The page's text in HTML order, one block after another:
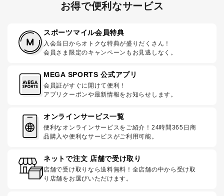
お得で便利なサービス
スポーツマイル会員特典
入会当日からオトクな特典が盛りだくさん！
会員さま限定のキャンペーンもお見逃しなく。
MEGA SPORTS 公式アプリ
会員証がすぐに開けて便利！
アプリクーポンや最新情報をお知らせします。
オンラインサービス一覧
便利なオンラインサービスをご紹介！24時間365日商
品購入や便利なサービスがご利用可能。
ネットで注文 店舗で受け取り
店舗で受け取りなら送料無料！全店舗の中から受け取
り店舗をお選びいただけます。